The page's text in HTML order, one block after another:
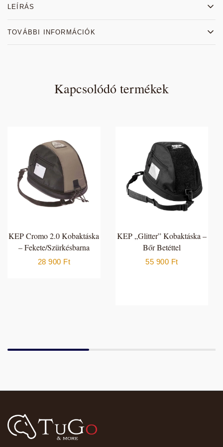
LEÍRÁS
TOVÁBBI INFORMÁCIÓK
Kapcsolódó termékek
KEP Cromo 2.0 Kobaktáska
– Fekete/Szürkésbarna
28 900 Ft
KEP „Glitter” Kobaktáska –
Bőr Betéttel
55 900 Ft